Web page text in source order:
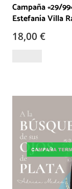
Campaña «29/
Estefanía Villa
18,00 €